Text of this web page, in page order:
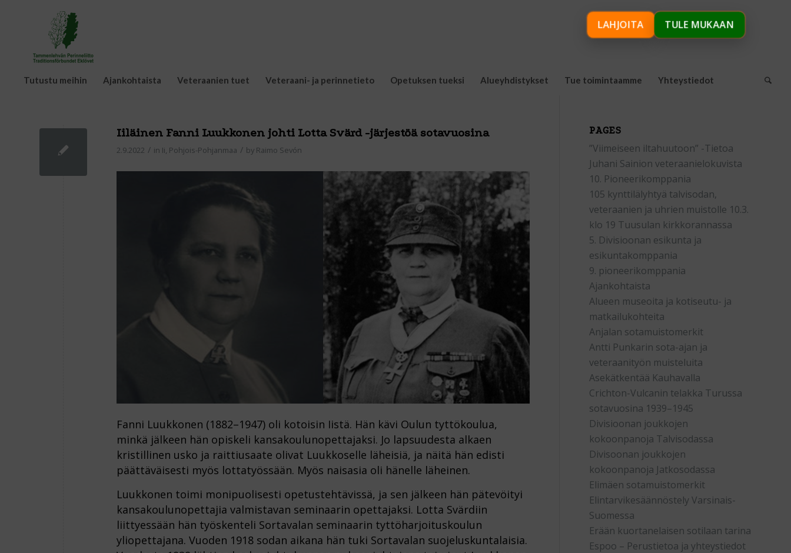
Tutustu meihin Ajankohtaista Veteraanien tuet Veteraani- ja perinnetieto Opetuksen tueksi Alueyhdistykset Tue toimintaamme Yhteystiedot
Iiläinen Fanni Luukkonen johti Lotta Svärd -järjestöä sotavuosina
2.9.2022 / in Ii, Pohjois-Pohjanmaa / by Raimo Sevón
Fanni Luukkonen (1882–1947) oli kotoisin Iistä. Hän kävi Oulun tyttökoulua,
minkä jälkeen hän opiskeli kansakoulunopettajaksi. Jo lapsuudesta alkaen
kristillinen usko ja raittiusaate olivat Luukkoselle läheisiä, ja näitä hän edisti
päättäväisesti myös lottatyössään. Myös naisasia oli hänelle läheinen.
Luukkonen toimi monipuolisesti opetustehtävissä, ja sen jälkeen hän pätevöityi
kansakoulunopettajia valmistavan seminaarin opettajaksi. Lotta Svärdiin
liittyessään hän työskenteli Sortavalan seminaarin tyttöharjoituskoulun
yliopettajana. Vuoden 1918 sodan aikana hän tuki Sortavalan suojeluskuntalaisia.
PAGES
”Viimeiseen iltahuutoon” -Tietoa
Juhani Sainion veteraanielokuvista
10. Pioneerikomppania
105 kynttilälyhtyä talvisodan,
veteraanien ja uhrien muistolle 10.3.
klo 19 Tuusulan kirkkorannassa
5. Divisioonan esikunta ja
esikuntakomppania
9. pioneerikomppania
Ajankohtaista
Alueen museoita ja kotiseutu- ja
matkailukohteita
Anjalan sotamuistomerkit
Antti Punkarin sota-ajan ja
veteraanityön muisteluita
Asekätkentää Kauhavalla
Crichton-Vulcanin telakka Turussa
sotavuosina 1939–1945
Divisioonan joukkojen
kokoonpanoja Talvisodassa
Divisoonan joukkojen
kokoonpanoja Jatkosodassa
Elimäen sotamuistomerkit
Elintarvikesäännöstely Varsinais-
Suomessa
Erään kuortanelaisen sotilaan tarina
Espoo – Perustietoa ja yhteystiedot
LAHJOITA TULE MUKAAN